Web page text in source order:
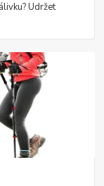
Udržet